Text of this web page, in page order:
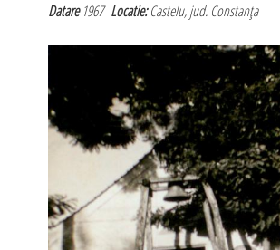
Datare1967Locatie:Castelu, jud. Constanţa